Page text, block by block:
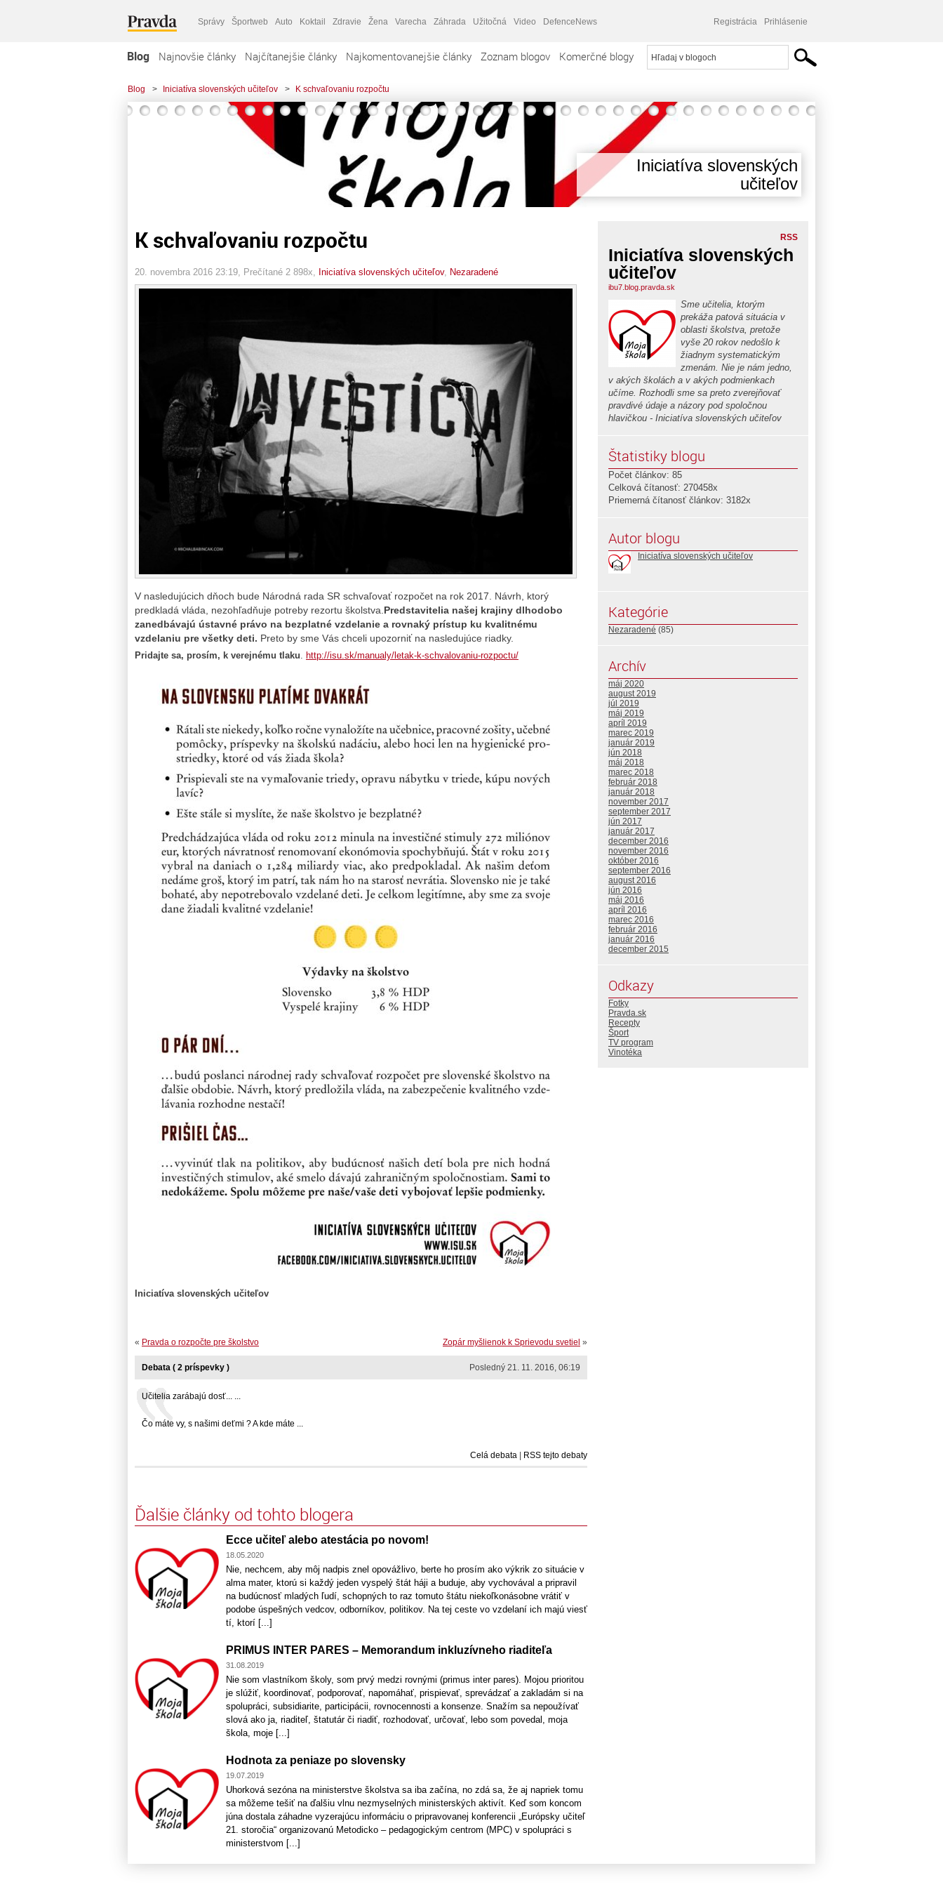
Správy Športweb Auto Koktail Zdravie Žena Varecha Záhrada Užitočná Video DefenceNews Registrácia Prihlásenie
Blog Najnovšie články Najčítanejšie články Najkomentovanejšie články Zoznam blogov Komerčné blogy
Blog > Iniciatíva slovenských učiteľov > K schvaľovaniu rozpočtu
Iniciatíva slovenských
učiteľov
K schvaľovaniu rozpočtu
20. novembra 2016 23:19 , Prečítané 2 898x, Iniciatíva slovenských učiteľov, Nezaradené
V nasledujúcich dňoch bude Národná rada SR schvaľovať rozpočet na rok 2017. Návrh, ktorý
predkladá vláda, nezohľadňuje potreby rezortu školstva. Predstavitelia našej krajiny dlhodobo
zanedbávajú ústavné právo na bezplatné vzdelanie a rovnaký prístup ku kvalitnému
vzdelaniu pre všetky deti. Preto by sme Vás chceli upozorniť na nasledujúce riadky.
Pridajte sa, prosím, k verejnému tlaku http://isu.sk/manualy/letak-k-schvalovaniu-rozpoctu/
Iniciatíva slovenských učiteľov
Zopár myšlienok k Sprievodu svetiel »
« Pravda o rozpočte pre školstvo
Posledný 21. 11. 2016, 06:19
Debata ( 2 príspevky )
Učitelia zarábajú dosť... ...
Čo máte vy, s našimi deťmi ? A kde máte ...
Celá debata | RSS tejto debaty
Ďalšie články od tohto blogera
Ecce učiteľ alebo atestácia po novom!
18.05.2020
Nie, nechcem, aby môj nadpis znel opovážlivo, berte ho prosím ako výkrik zo situácie v
alma mater, ktorú si každý jeden vyspelý štát háji a buduje, aby vychovával a pripravil
na budúcnosť mladých ľudí, schopných to raz tomuto štátu niekoľkonásobne vrátiť v
podobe úspešných vedcov, odborníkov, politikov. Na tej ceste vo vzdelaní ich majú viesť
tí, ktorí [...]
PRIMUS INTER PARES – Memorandum inkluzívneho riaditeľa
31.08.2019
Nie som vlastníkom školy, som prvý medzi rovnými (primus inter pares). Mojou prioritou
je slúžiť, koordinovať, podporovať, napomáhať, prispievať, sprevádzať a zakladám si na
spolupráci, subsidiarite, participácii, rovnocennosti a konsenze. Snažím sa nepoužívať
slová ako ja, riaditeľ, štatutár či riadiť, rozhodovať, určovať, lebo som povedal, moja
škola, moje [...]
Hodnota za peniaze po slovensky
19.07.2019
Uhorková sezóna na ministerstve školstva sa iba začína, no zdá sa, že aj napriek tomu
sa môžeme tešiť na ďalšiu vlnu nezmyselných ministerských aktivít. Keď som koncom
júna dostala záhadne vyzerajúcu informáciu o pripravovanej konferencii „Európsky učiteľ
21. storočia“ organizovanú Metodicko – pedagogickým centrom (MPC) v spolupráci s
ministerstvom [...]
RSS
Iniciatíva slovenských
učiteľov
ibu7.blog.pravda.sk
Sme učitelia, ktorým
prekáža patová situácia v
oblasti školstva, pretože
vyše 20 rokov nedošlo k
žiadnym systematickým
zmenám. Nie je nám jedno,
v akých školách a v akých podmienkach
učíme. Rozhodli sme sa preto zverejňovať
pravdivé údaje a názory pod spoločnou
hlavičkou - Iniciatíva slovenských učiteľov
Štatistiky blogu
Počet článkov: 85
Celková čítanosť: 270458x
Priemerná čítanosť článkov: 3182x
Autor blogu
Iniciatíva slovenských učiteľov
Kategórie
Nezaradené (85)
Archív
máj 2020
august 2019
júl 2019
máj 2019
apríl 2019
marec 2019
január 2019
jún 2018
máj 2018
marec 2018
február 2018
január 2018
november 2017
september 2017
jún 2017
január 2017
december 2016
november 2016
október 2016
september 2016
august 2016
jún 2016
máj 2016
apríl 2016
marec 2016
február 2016
január 2016
december 2015
Odkazy
Fotky
Pravda.sk
Recepty
Šport
TV program
Vinotéka